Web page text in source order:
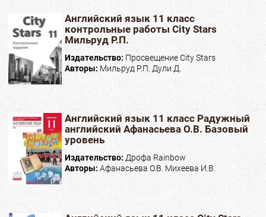
Английский язык 11 класс
контрольные работы City Stars
Мильруд Р.П.
Издательство: Просвещение City Stars
Авторы: Мильруд Р.П. Дули Д.
Английский язык 11 класс Радужный
английский Афанасьева О.В. Базовый
уровень
Издательство: Дрофа Rainbow
Авторы: Афанасьева О.В. Михеева И.В.